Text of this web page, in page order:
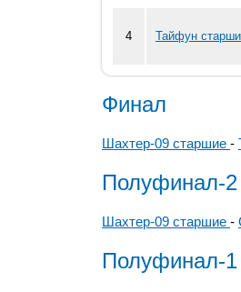
4 Тайфун
Финал
Шахтер-09 старшие -
Полуфинал-2
Шахтер-09 старшие -
Полуфинал-1